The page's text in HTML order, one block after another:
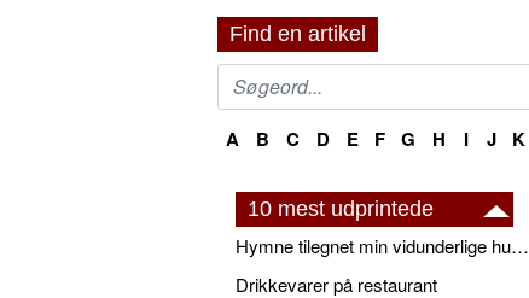
Find en artikel
A B C D E F G H I J K
10 mest udprintede
Hymne tilegnet min vidunderlige husbond
Drikkevarer på restaurant